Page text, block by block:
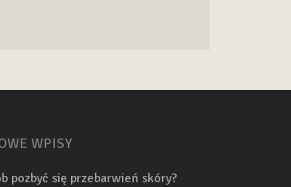
WPISY
pozbyć się przebarwień skóry?